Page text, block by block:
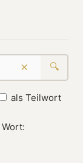
× 🔍
als Teilwort